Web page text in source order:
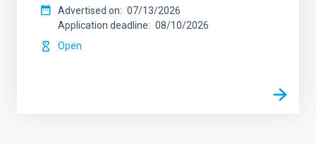
Advertised on
07/13/2026
Application deadline
08/10/2026
Open